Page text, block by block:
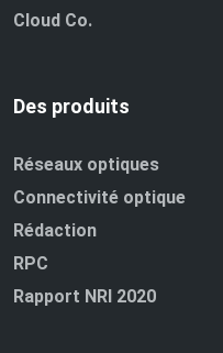
Cloud Co.
Des produits
Réseaux optiques
Connectivité optique
Rédaction
RPC
Rapport NRI 2020